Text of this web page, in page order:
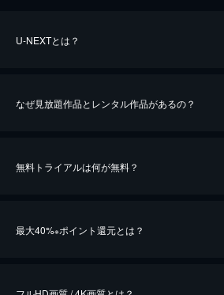
U-NEXTとは？
なぜ見放題作品とレンタル作品があるの？
無料トライアルは何が無料？
最大40%※ポイント還元とは？